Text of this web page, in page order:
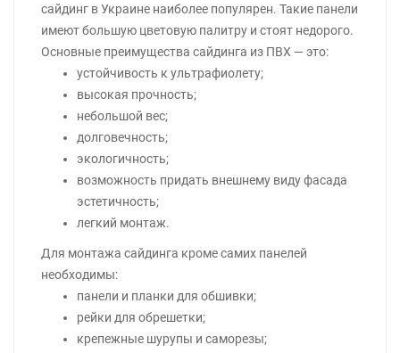
сайдинг в Украине наиболее популярен. Такие панели
имеют большую цветовую палитру и стоят недорого.
Основные преимущества сайдинга из ПВХ — это:
устойчивость к ультрафиолету;
высокая прочность;
небольшой вес;
долговечность;
экологичность;
возможность придать внешнему виду фасада
эстетичность;
легкий монтаж.
Для монтажа сайдинга кроме самих панелей
необходимы:
панели и планки для обшивки;
рейки для обрешетки;
крепежные шурупы и саморезы;